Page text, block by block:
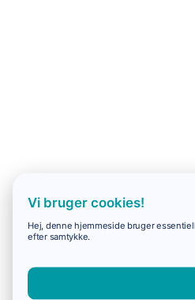
Vi bruger cookies!
Hej, denne hjemmeside bruger
efter samtykke.